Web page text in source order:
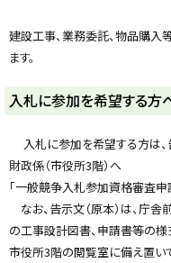
a
w
a
c
y
建設工事、業務委託、物品購
ます。
入札に参加を希望する方
入札に参加を希望する方は
財政係（市役所3階）へ
「一般競争入札参加資格審査申
なお、告示文（原本）は、庁
の工事設計図書、申請書等の様
市役所3階の閲覧室に備え置い